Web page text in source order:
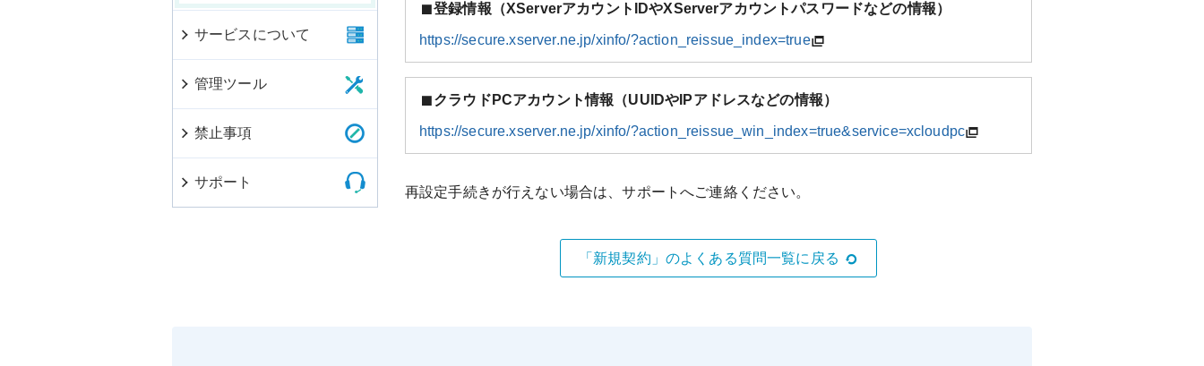
登録情報（XServerアカウントIDやXServerアカウントパスワードなどの情報）
https://secure.xserver.ne.jp/xinfo/?action_reissue_index=true
クラウドPCアカウント情報（UUIDやIPアドレスなどの情報）
https://secure.xserver.ne.jp/xinfo/?action_reissue_win_index=true&service=xcloudpc
再設定手続きが行えない場合は、サポートへご連絡ください。
「新規契約」のよくある質問一覧に戻る
サービスについて
管理ツール
禁止事項
サポート